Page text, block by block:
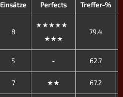
Einsätze Perfects Treffer-%
8
★★★★★
★★★
79.4
5 - 62.7
7 ★★ 67.2